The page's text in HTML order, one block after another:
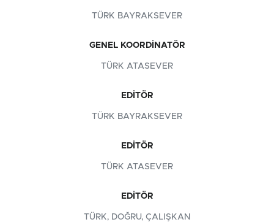
TÜRK BAYRAKSEVER
GENEL KOORDINATÖR
TÜRK ATASEVER
EDITÖR
TÜRK BAYRAKSEVER
EDITÖR
TÜRK ATASEVER
EDITÖR
TÜRK, DOĞRU, ÇALIŞKAN